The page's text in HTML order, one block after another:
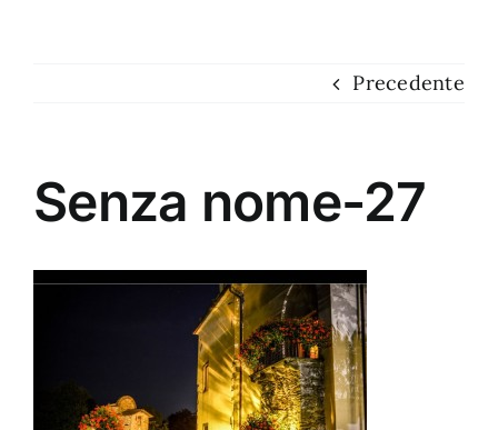
Precedente
Senza nome-27